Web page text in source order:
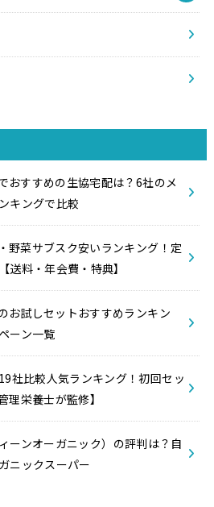
おすすめの生協宅配は？6社のメ
キングで比較
野菜サブスク安いランキング！定
送料・年会費・特典】
お試しセットおすすめランキン
ーン一覧
社比較人気ランキング！初回セッ
理栄養士が監修】
ーンオーガニック）の評判は？自
ニックスーパー